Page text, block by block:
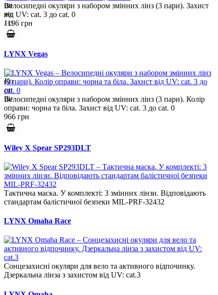
Велосипедні окуляри з набором змінних лінз (3 пари). Захист
від UV: cat. 3 до cat. 0
1196 грн
LYNX Vegas
Велосипедні окуляри з набором змінних лінз (3 пари). Колір
оправи: чорна та біла. Захист від UV: cat. 3 до cat. 0
966 грн
Wiley X Spear SP293DLT
Тактична маска. У комплекті: 3 змінних лінзи. Відповідають
стандартам балістичної безпеки MIL-PRF-32432
LYNX Omaha Race
Сонцезахисні окуляри для вело та активного відпочинку.
Дзеркальна лінза з захистом від UV: cat.3